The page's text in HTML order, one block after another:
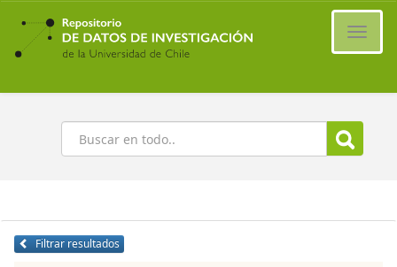
Ir
contenido
principal
Buscar
Filtrar resultados